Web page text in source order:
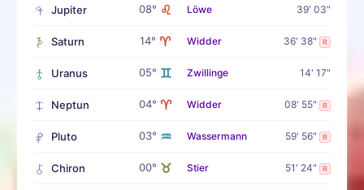
Jupiter 08° ♌ Löwe 39' 03"
Saturn 14° ♈ Widder 36' 38" R
Uranus 05° ♊ Zwillinge 14' 17"
Neptun 04° ♈ Widder 08' 55" R
Pluto 03° ♒ Wassermann 59' 56" R
Chiron 00° ♉ Stier 51' 24" R